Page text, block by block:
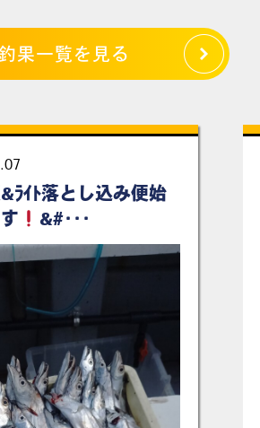
釣果一覧を見る
ﾗｲﾄ落とし込み便始
&#･･･